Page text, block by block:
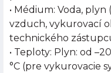
• Médium: Voda,
vzduch, vykurovací
technického
• Teploty: Plyn: od
°C (pre vykurovacie